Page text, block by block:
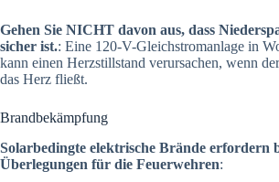
Gehen Sie NICHT davon aus, dass
sicher ist.: Eine 120-V-Gleichstromanlage in
kann einen Herzstillstand verursachen, wenn
das Herz fließt.
Brandbekämpfung
Solarbedingte elektrische Brände erfordern
Überlegungen für die Feuerwehren: